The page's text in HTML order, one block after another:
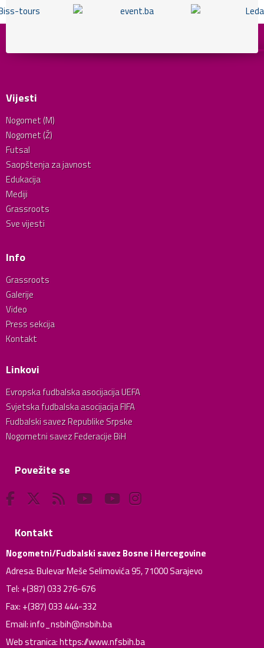
Vijesti
Nogomet (M)
Nogomet (Ž)
Futsal
Saopštenja za javnost
Edukacija
Mediji
Grassroots
Sve vijesti
Info
Grassroots
Galerije
Video
Press sekcija
Kontakt
Linkovi
Evropska fudbalska asocijacija UEFA
Svjetska fudbalska asocijacija FIFA
Fudbalski savez Republike Srpske
Nogometni savez Federacije BiH
Povežite se
Kontakt
Nogometni/Fudbalski savez Bosne i Hercegovine
Adresa: Bulevar Meše Selimovića 95, 71000 Sarajevo
Tel: +(387) 033 276-676
Fax: +(387) 033 444-332
Email:info_nsbih@nsbih.ba
Web stranica: https://www.nfsbih.ba